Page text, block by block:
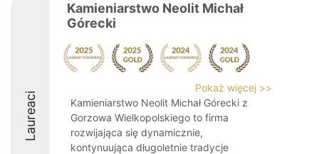
Laureaci
Kamieniarstwo Neolit Michał
Górecki
Pokaż więcej >>
Kamieniarstwo Neolit Michał Górecki z
Gorzowa Wielkopolskiego to firma
rozwijająca się dynamicznie,
kontynuująca długoletnie tradycje